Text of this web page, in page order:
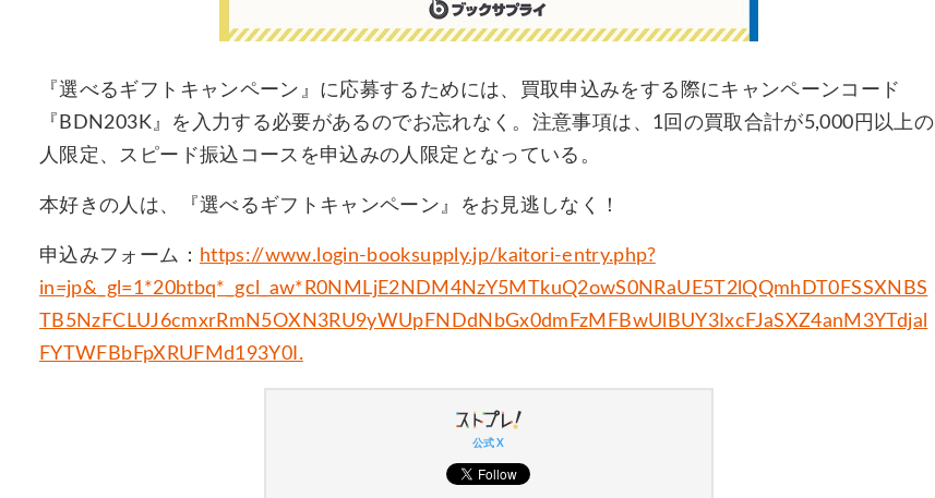
『選べるギフトキャンペーン』に応募するためには、買取申込みをする際にキャンペーンコード
『BDN203K』を入力する必要があるのでお忘れなく。注意事項は、1回の買取合計が5,000円以上の
人限定、スピード振込コースを申込みの人限定となっている。
本好きの人は、『選べるギフトキャンペーン』をお見逃しなく！
申込みフォーム：
https://www.login-booksupply.jp/kaitori-entry.php?
in=jp&_gl=1*20btbq*_gcl_aw*R0NMLjE2NDM4NzY5MTkuQ2owS0NRaUE5T2lQQmhDT0FSSXNBS
TB5NzFCLUJ6cmxrRmN5OXN3RU9yWUpFNDdNbGx0dmFzMFBwUlBUY3IxcFJaSXZ4anM3YTdjal
FYTWFBbFpXRUFMd193Y0I.
公式 X